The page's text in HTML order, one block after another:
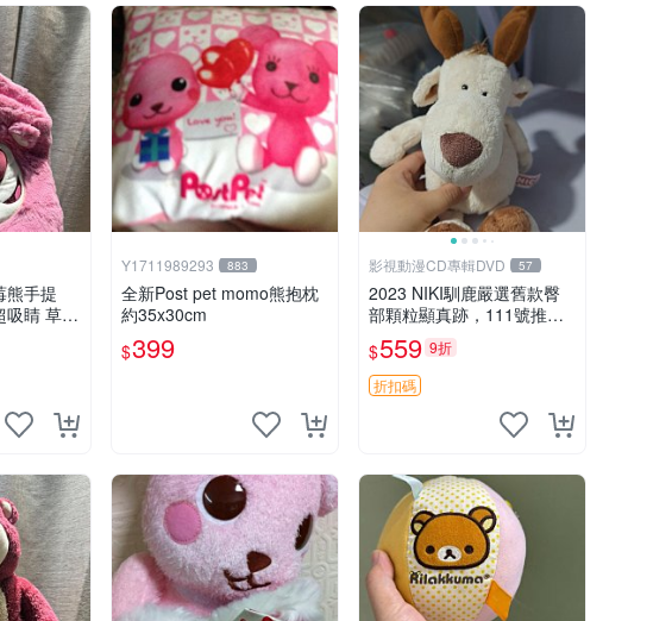
熊手提
吸睛 草莓
可愛port
Y1711989293 883
全新Post pet momo熊抱枕
約35x30cm
$399
影視動漫CD專輯DVD 57
2023 NIKI馴鹿嚴選舊款臀
部顆粒顯真跡，111號推薦
珍藏品 馴鹿 舊款 尾巴顆粒
$559 9折
折扣碼